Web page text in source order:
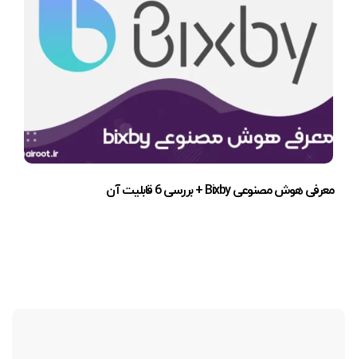
معرفی هوش مصنوعی Bixby + بررسی 6 قابلیت آن